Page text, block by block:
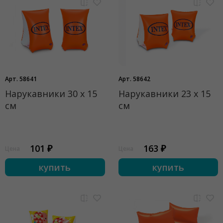
Арт. 58641
Нарукавники 30 х 15
см
101 ₽
купить
Арт. 58642
Нарукавники 23 х 15
см
163 ₽
купить